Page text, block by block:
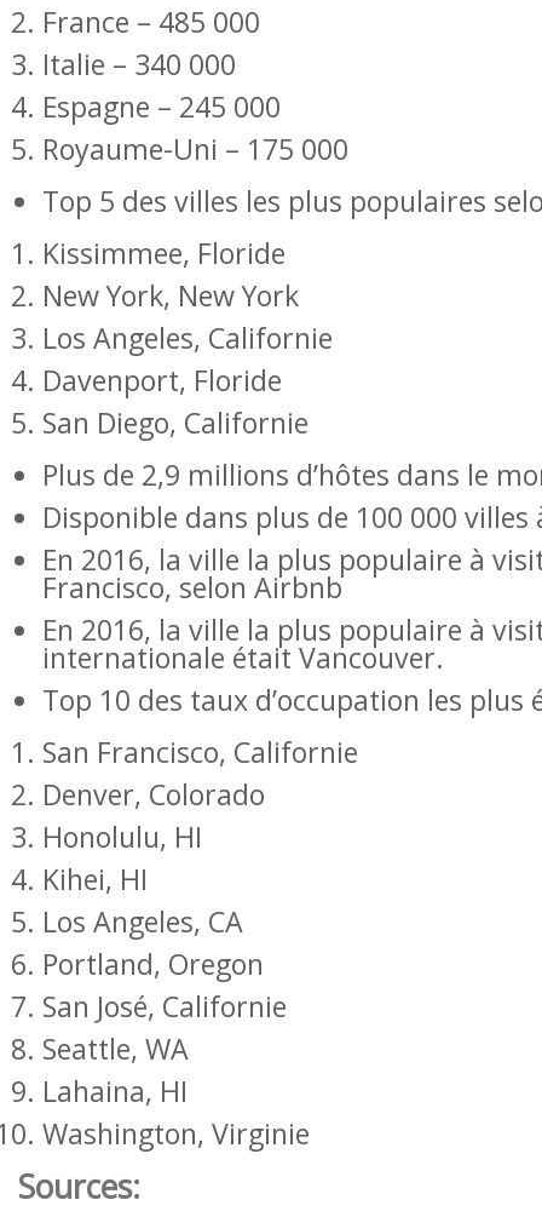
France – 485 000
Italie – 340 000
Espagne – 245 000
Royaume-Uni – 175 000
Top 5 des villes les plus populaires
Kissimmee, Floride
New York, New York
Los Angeles, Californie
Davenport, Floride
San Diego, Californie
Plus de 2,9 millions d’hôtes dans le
Disponible dans plus de 100 000
En 2016, la ville la plus populaire à
Francisco, selon Airbnb
En 2016, la ville la plus populaire à
internationale était Vancouver.
Top 10 des taux d’occupation les plus
San Francisco, Californie
Denver, Colorado
Honolulu, HI
Kihei, HI
Los Angeles, CA
Portland, Oregon
San José, Californie
Seattle, WA
Lahaina, HI
Washington, Virginie
Sources: